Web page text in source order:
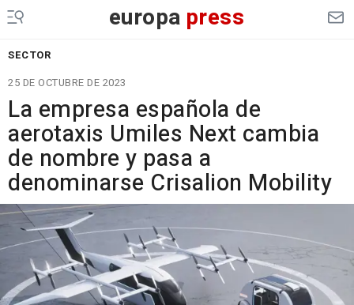
europa press
SECTOR
25 DE OCTUBRE DE 2023
La empresa española de
aerotaxis Umiles Next cambia
de nombre y pasa a
denominarse Crisalion Mobility